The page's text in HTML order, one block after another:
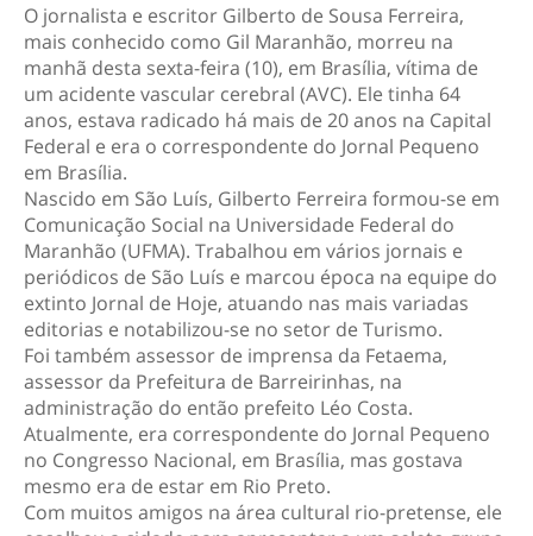
O jornalista e escritor Gilberto de Sousa Ferreira,
mais conhecido como Gil Maranhão, morreu na
manhã desta sexta-feira (10), em Brasília, vítima de
um acidente vascular cerebral (AVC). Ele tinha 64
anos, estava radicado há mais de 20 anos na Capital
Federal e era o correspondente do Jornal Pequeno
em Brasília.
Nascido em São Luís, Gilberto Ferreira formou-se em
Comunicação Social na Universidade Federal do
Maranhão (UFMA). Trabalhou em vários jornais e
periódicos de São Luís e marcou época na equipe do
extinto Jornal de Hoje, atuando nas mais variadas
editorias e notabilizou-se no setor de Turismo.
Foi também assessor de imprensa da Fetaema,
assessor da Prefeitura de Barreirinhas, na
administração do então prefeito Léo Costa.
Atualmente, era correspondente do Jornal Pequeno
no Congresso Nacional, em Brasília, mas gostava
mesmo era de estar em Rio Preto.
Com muitos amigos na área cultural rio-pretense, ele